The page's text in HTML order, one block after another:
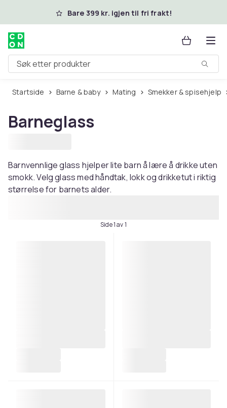
Hopp til hovedinnholdBare 399 kr. igjen til fri frakt!
Søk etter produkter
Startside Barne & baby Mating Smekker & spisehjelp
Barneglass
Barnvennlige glass hjelper lite barn å lære å drikke uten
smokk. Velg glass med håndtak, lokk og drikketut i riktig
størrelse for barnets alder.
Side 1 av 1